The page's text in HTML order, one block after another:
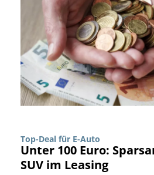
Top-Deal für E-Auto
Unter 100 Euro:
SUV im Leasing